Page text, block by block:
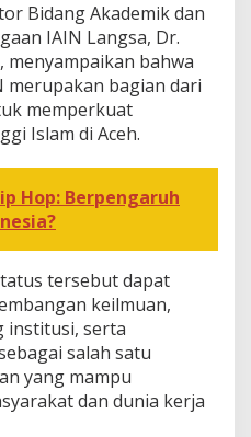
Bidang Akademik dan
IAIN Langsa, Dr.
menyampaikan bahwa
bagian dari
memperkuat
Islam di Aceh.
Hop: Berpengaruh
tersebut dapat
keilmuan,
institusi, serta
salah satu
yang mampu
dan dunia kerja